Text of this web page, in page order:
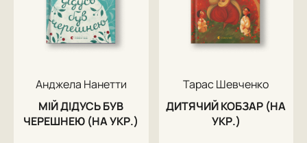
Анджела Нанетти
МІЙ ДІДУСЬ БУВ
ЧЕРЕШНЕЮ (НА УКР.)
Тарас Шевченко
ДИТЯЧИЙ КОБЗАР (НА
УКР.)